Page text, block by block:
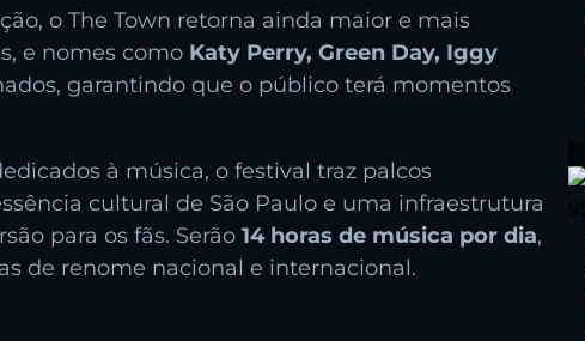
o The Town retorna ainda maior e mais
e nomes como Katy Perry, Green Day, Iggy
garantindo que o público terá momentos
à música, o festival traz palcos
cultural de São Paulo e uma infraestrutura
para os fãs. Serão 14 horas de música por dia,
de renome nacional e internacional.